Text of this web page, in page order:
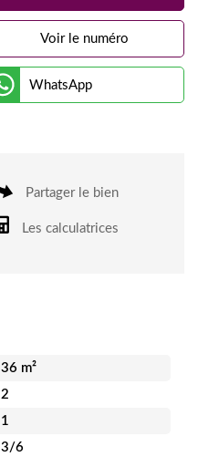
Voir le numéro
WhatsApp
Partager le bien
Les calculatrices
36 m²
2
1
3/6